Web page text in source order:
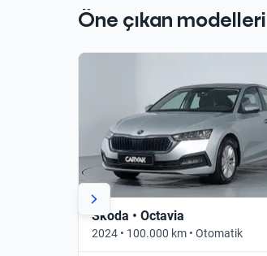
Öne çıkan
Skoda • Octavia
2024 • 100.000 km • Otomatik